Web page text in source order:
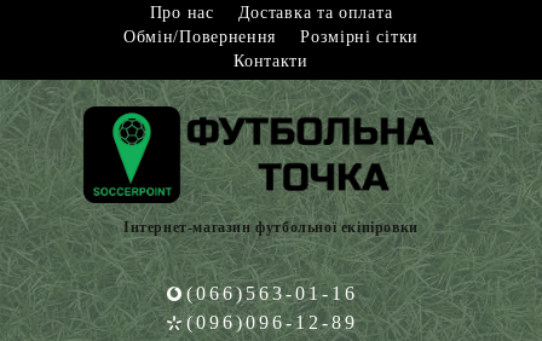
Про нас
Доставка та оплата
Обмін/Повернення
Розмірні сітки
Контакти
Інтернет-магазин футбольної екіпіровки
(066)563-01-16
(096)096-12-89